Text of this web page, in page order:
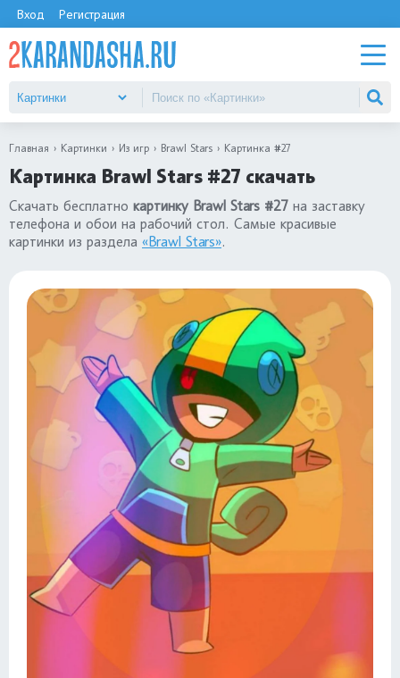
Вход Регистрация
Главная Картинки Из игр Brawl Stars Картинка #27
Картинка Brawl Stars #27 скачать
Скачать бесплатно картинку Brawl Stars #27 на заставку
телефона и обои на рабочий стол. Самые красивые
картинки из раздела «Brawl Stars».